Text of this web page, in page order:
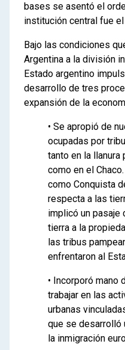
bases se asentó el
institución central fue
Bajo las condiciones
Argentina a la división
Estado argentino
desarrollo de tres
expansión de la
• Se apropió de
ocupadas por
tanto en la llanura
como en el
como Conquista
respecta a las
implicó un pasaje
tierra a la
las tribus
enfrentaron al
• Incorporó mano
trabajar en las
urbanas
que se desarrolló
la inmigración